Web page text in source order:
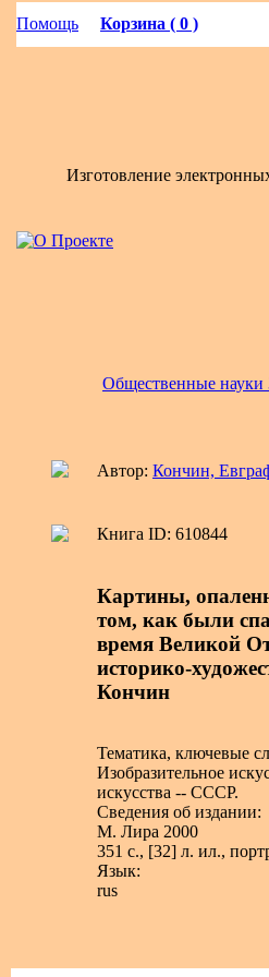
Помощь Корзина ( 0 )
Изготовление
Общественные науки
Автор: Кончин,
Книга ID: 610844
Картины,
том, как были
время Великой
историко-
Кончин
Тематика, ключевые
Изобразительное
искусства -- СССР.
Сведения об издании:
М. Лира 2000
351 с., [32] л. ил.,
Язык:
rus